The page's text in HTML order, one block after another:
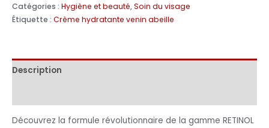
Catégories : Hygiène et beauté,Soin du visage
Étiquette : Crème hydratante venin abeille
Description
Découvrez la formule révolutionnaire de la gamme RETINOL